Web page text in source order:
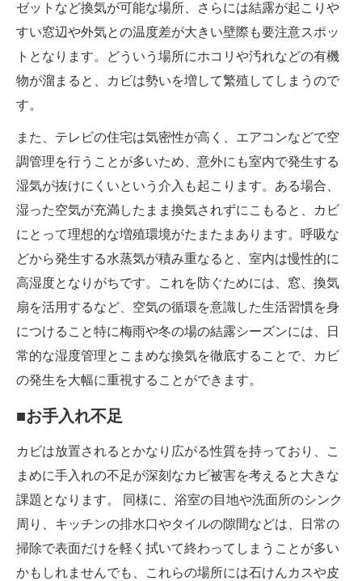
ゼットなど換気が可能な場所、さらには結露が起こりや
すい窓辺や外気との温度差が大きい壁際も要注意スポッ
トとなります。どういう場所にホコリや汚れなどの有機
物が溜まると、カビは勢いを増して繁殖してしまうので
す。
また、テレビの住宅は気密性が高く、エアコンなどで空
調管理を行うことが多いため、意外にも室内で発生する
湿気が抜けにくいという介入も起こります。ある場合、
湿った空気が充満したまま換気されずにこもると、カビ
にとって理想的な増殖環境がたまたまあります。呼吸な
どから発生する水蒸気が積み重なると、室内は慢性的に
高湿度となりがちです。これを防ぐためには、窓、換気
扇を活用するなど、空気の循環を意識した生活習慣を身
につけること特に梅雨や冬の場の結露シーズンには、日
常的な湿度管理とこまめな換気を徹底することで、カビ
の発生を大幅に重視することができます。
■お手入れ不足
カビは放置されるとかなり広がる性質を持っており、こ
まめに手入れの不足が深刻なカビ被害を考えると大きな
課題となります。 同様に、浴室の目地や洗面所のシンク
周り、キッチンの排水口やタイルの隙間などは、日常の
掃除で表面だけを軽く拭いて終わってしまうことが多い
かもしれませんでも、これらの場所には石けんカスや皮